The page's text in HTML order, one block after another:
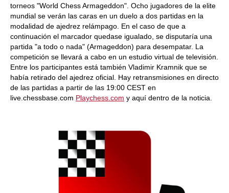
torneos "World Chess Armageddon". Ocho jugadores de la elite
mundial se verán las caras en un duelo a dos partidas en la
modalidad de ajedrez relámpago. En el caso de que a
continuación el marcador quedase igualado, se disputaría una
partida "a todo o nada" (Armageddon) para desempatar. La
competición se llevará a cabo en un estudio virtual de televisión.
Entre los participantes está también Vladimir Kramnik que se
había retirado del ajedrez oficial. Hay retransmisiones en directo
de las partidas a partir de las 19:00 CEST en
live.chessbase.com Playchess.com y aquí dentro de la noticia.